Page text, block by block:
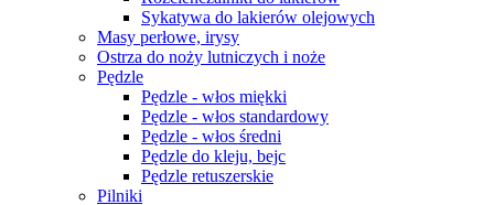
Sykatywa do lakierów olejowych
Masy perłowe, irysy
Ostrza do noży lutniczych i noże
Pędzle
Pędzle - włos miękki
Pędzle - włos standardowy
Pędzle - włos średni
Pędzle do kleju, bejc
Pędzle retuszerskie
Pilniki